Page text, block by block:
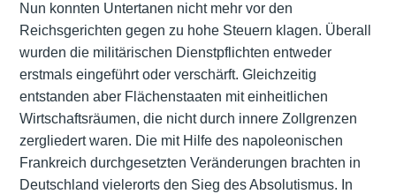
Nun konnten Untertanen nicht mehr vor den
Reichsgerichten gegen zu hohe Steuern klagen. Überall
wurden die militärischen Dienstpflichten entweder
erstmals eingeführt oder verschärft. Gleichzeitig
entstanden aber Flächenstaaten mit einheitlichen
Wirtschaftsräumen, die nicht durch innere Zollgrenzen
zergliedert waren. Die mit Hilfe des napoleonischen
Frankreich durchgesetzten Veränderungen brachten in
Deutschland vielerorts den Sieg des Absolutismus. In